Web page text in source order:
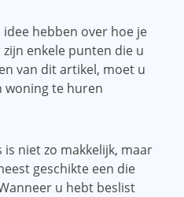
hebben over hoe je
enkele punten die u
van dit artikel, moet u
woning te huren
niet zo makkelijk, maar
geschikte een die
u hebt beslist